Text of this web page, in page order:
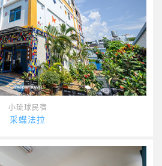
小琉球民宿
采蝶法拉